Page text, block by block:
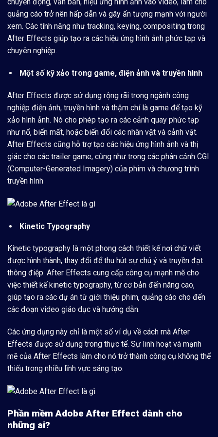
quảng cáo trở nên hấp dẫn và gây ấn tượng mạnh với người
xem. Các tính năng như tracking, keying, compositing trong
After Effects giúp tạo ra các hiệu ứng hình ảnh phức tạp và
chuyên nghiệp.
Một số kỹ xảo trong game, điện ảnh và truyền hình
After Effects được sử dụng rộng rãi trong ngành công
nghiệp điện ảnh, truyền hình và thậm chí là game để tạo kỹ
xảo hình ảnh. Nó cho phép tạo ra các cảnh quay phức tạp
như nổ, biến mất, hoặc biến đổi các nhân vật và cảnh vật.
After Effects cũng hỗ trợ tạo các hiệu ứng hình ảnh và thị
giác cho các trailer game, cũng như trong các phân cảnh CGI
(Computer-Generated Imagery) của phim và chương trình
truyền hình
Kinetic Typography
Kinetic typography là một phong cách thiết kế nơi chữ viết
được hình thành, thay đổi để thu hút sự chú ý và truyền đạt
thông điệp. After Effects cung cấp công cụ mạnh mẽ cho
việc thiết kế kinetic typography, từ cơ bản đến nâng cao,
giúp tạo ra các dự án từ giới thiệu phim, quảng cáo cho đến
các đoạn video giáo dục và hướng dẫn.
Các ứng dụng này chỉ là một số ví dụ về cách mà After
Effects được sử dụng trong thực tế. Sự linh hoạt và mạnh
mẽ của After Effects làm cho nó trở thành công cụ không thể
thiếu trong nhiều lĩnh vực sáng tạo.
Phần mềm Adobe After Effect dành cho
những ai?